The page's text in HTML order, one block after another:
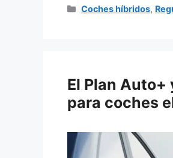
Categorías
Coches híbridos,
El Plan
para coches